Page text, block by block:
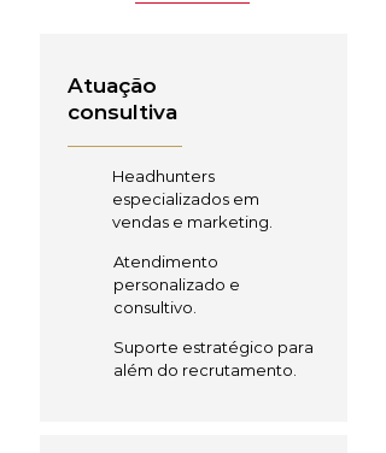
Atuação
consultiva
Headhunters
especializados em
vendas e marketing.
Atendimento
personalizado e
consultivo.
Suporte estratégico para
além do recrutamento.